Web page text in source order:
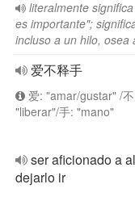
literalmente
es importante";
incluso a un hilo, osea
爱不释手
爱: "amar/gustar" /
"liberar"/手: "mano"
ser aficionado a
dejarlo ir